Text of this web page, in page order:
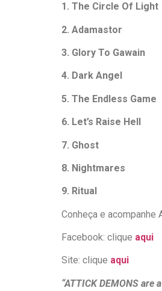
1. The Circle Of Light
2. Adamastor
3. Glory To Gawain
4. Dark Angel
5. The Endless Game
6. Let’s Raise Hell
7. Ghost
8. Nightmares
9. Ritual
Conheça e acompanhe
Facebook: clique aqui
Site: clique aqui
“ATTICK DEMONS